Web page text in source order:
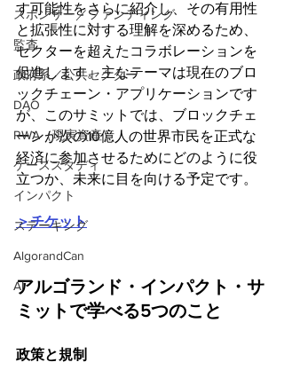
スポンサー／ファンディング
監査
政府系／公共セクター
DAO
RWA（現実資産）
ケーススタディ
インパクト
ステーキング
AlgorandCan
AI
す可能性をさらに紹介し、その有用性
と拡張性に対する理解を深めるため、
セクターを超えたコラボレーションを
促進します。主なテーマは現在のブロ
ックチェーン・アプリケーションです
が、このサミットでは、ブロックチェ
ーンが次の10億人の世界市民を正式な
経済に参加させるためにどのように役
立つか、未来に目を向ける予定です。
＞チケット
アルゴランド・インパクト・サ
ミットで学べる5つのこと
政策と規制